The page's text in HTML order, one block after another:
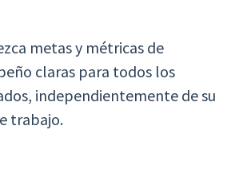
metas y métricas de
claras para todos los
independientemente de su
trabajo.